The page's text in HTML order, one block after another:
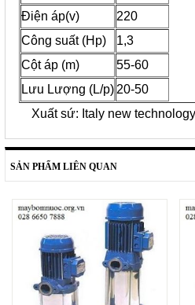
Điện áp(v)
220
Công suất (Hp)
1,3
Cột áp (m)
55-60
Lưu Lượng (L/p) 20-50
Xuất sứ: Italy new
SẢN PHẨM LIÊN QUAN